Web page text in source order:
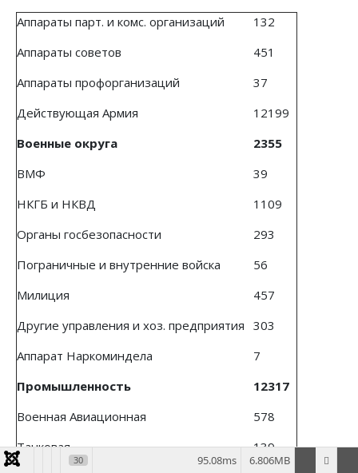
Аппараты парт. и комс. организаций
132
Аппараты советов
451
Аппараты профорганизаций
37
Действующая Армия
12199
Военные округа
2355
ВМФ
39
НКГБ и НКВД
1109
Органы госбезопасности
293
Пограничные и внутренние войска
56
Милиция
457
Другие управления и хоз. предприятия 303
Аппарат Наркоминдела
7
Промышленность
12317
Военная Авиационная
578
Танковая
139
30 6.806MB
95.08ms